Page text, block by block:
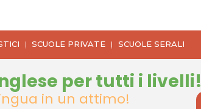
SCUOLE PRIVATE SCUOLE SERALI
per tutti i livelli!
in un attimo!